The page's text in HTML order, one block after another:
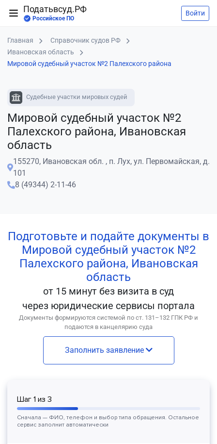
Податьвсуд.РФ
Российское ПО
Войти
Главная
Справочник судов РФ
Ивановская область
Мировой судебный участок №2 Палехского района
Судебные участки мировых судей
Мировой судебный участок №2
Палехского района, Ивановская
область
155270, Ивановская обл. , п. Лух, ул. Первомайская, д.
101
8 (49344) 2-11-46
Подготовьте и подайте документы в
Мировой судебный участок №2
Палехского района, Ивановская
область
от 15 минут без визита в суд
через юридические сервисы портала
Документы формируются системой по ст. 131–132 ГПК РФ и
подаются в канцелярию суда
Заполнить заявление
Шаг 1 из 3
Сначала — ФИО, телефон и выбор типа обращения. Остальное
сервис заполнит автоматически